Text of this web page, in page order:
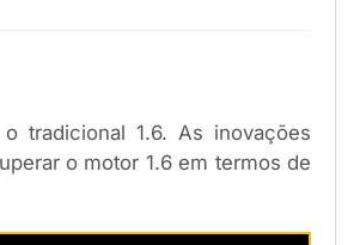
tradicional 1.6. As inovações
o motor 1.6 em termos de